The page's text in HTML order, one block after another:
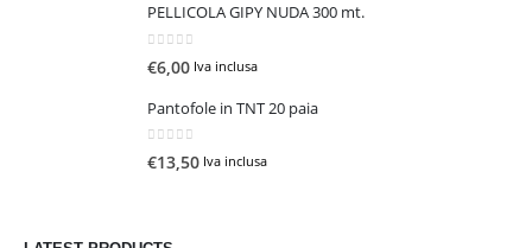
PELLICOLA GIPY NUDA 300 mt.
€6,00 Iva inclusa
Pantofole in TNT 20 paia
0Su 5
€13,50 Iva inclusa